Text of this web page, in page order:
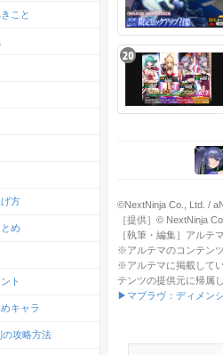
©NextNinja Co., Ltd. /
［提供］© NextNinja
［執筆・編集］アルテマ
※アルテマのコンテン
※アルテマに掲載して
テンツの提供元に帰属
▶マブラヴ：ディメン
こと
方
め
ト
キャラ
の攻略方法